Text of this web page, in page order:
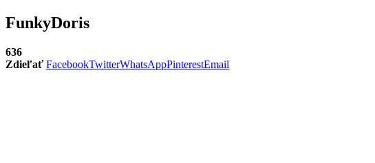
FunkyDoris
636
Zdieľať FacebookTwitterWhatsAppPinterestEmail